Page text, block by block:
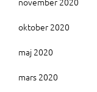
oktober 2020
maj 2020
mars 2020